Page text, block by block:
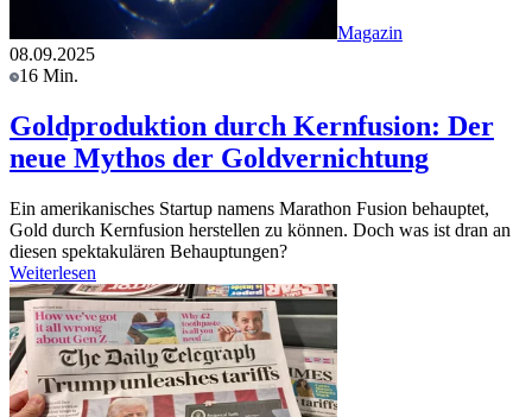
Magazin
08.09.2025
16 Min.
Goldproduktion durch Kernfusion: Der
neue Mythos der Goldvernichtung
Ein amerikanisches Startup namens Marathon Fusion behauptet,
Gold durch Kernfusion herstellen zu können. Doch was ist dran an
diesen spektakulären Behauptungen?
Weiterlesen